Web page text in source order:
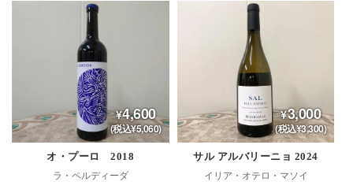
4,600
(税込¥5,060)
オ・プーロ 2018
ラ・ペルディーダ
3,000
(税込¥3,300)
サル アルバリーニョ 2024
イリア・オテロ・マソイ